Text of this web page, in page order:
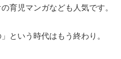
育児マンガなども人気です。
という時代はもう終わり。